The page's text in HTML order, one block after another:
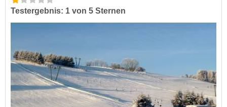
Testergebnis: 1 von 5 Sternen